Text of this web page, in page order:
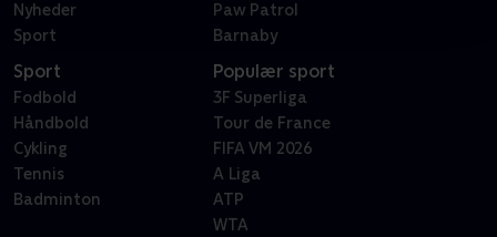
Nyheder
Sport
Paw Patrol
Barnaby
Sport
Fodbold
Håndbold
Cykling
Tennis
Badminton
Populær sport
3F Superliga
Tour de France
FIFA VM 2026
A Liga
ATP
WTA